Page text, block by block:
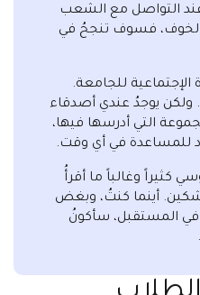
عند التواصل مع الشعب
الخوف، فسوف تنجحُ في
للجامعة.
ولكن يوجدُ عندي أصدقاء
التي أدرسها فيها،
للمساعدة في أي وقت.
كثيراً وغالباً ما أقرأُ
أينما كنتُ، وبغض
في المستقبل، سأكونُ